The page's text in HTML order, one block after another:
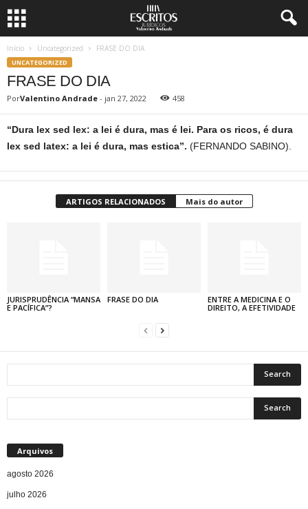
Início Uncategorized FRASE DO DIA
UNCATEGORIZED
FRASE DO DIA
PorValentino Andrade - jan 27, 2022 458
“Dura lex sed lex: a lei é dura, mas é lei. Para os ricos, é dura
lex sed latex: a lei é dura, mas estica”. (FERNANDO SABINO).
ARTIGOS RELACIONADOS Mais do autor
JURISPRUDÊNCIA “MANSA
E PACÍFICA”?
FRASE DO DIA
ENTRE A MEDICINA E O
DIREITO, A EFETIVIDADE
Arquivos
agosto 2026
julho 2026